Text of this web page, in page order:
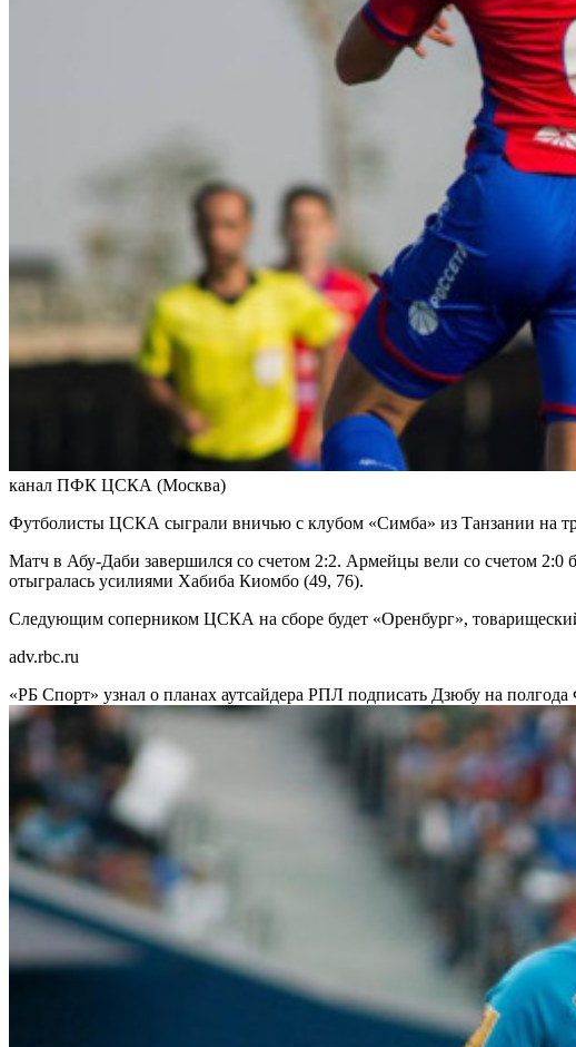
канал ПФК ЦСКА (Москва)
Футболисты ЦСКА сыграли вничью с клубом «Симба» из Танзании на
Матч в Абу-Даби завершился со счетом 2:2. Армейцы вели со счетом 2:0
отыгралась усилиями Хабиба Киомбо (49, 76).
Следующим соперником ЦСКА на сборе будет «Оренбург»,
adv.rbc.ru
«РБ Спорт» узнал о планах аутсайдера РПЛ подписать Дзюбу на полгода